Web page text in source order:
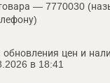
— 7770030
обновления цен и
в 18:41